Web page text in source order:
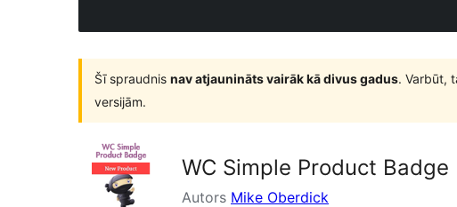
Šī spraudnis nav atjaunināts vairāk kā divus gadus. Varbūt,
versijām.
WC Simple Product Badge
Autors Mike Oberdick